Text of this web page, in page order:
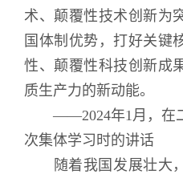
术、颠覆性技术创新为
国体制优势，打好关键
性、颠覆性科技创新成
质生产力的新动能。
——2024年1月，在二
次集体学习时的讲话
随着我国发展壮大，